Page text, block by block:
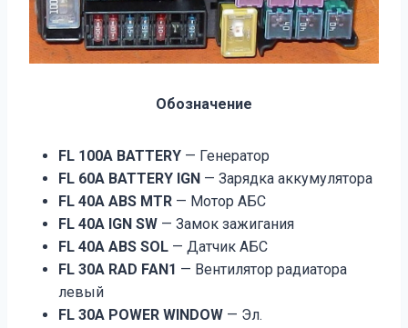
Обозначение
FL 100A BATTERY — Генератор
FL 60A BATTERY IGN — Зарядка аккумулятора
FL 40A ABS MTR — Мотор АБС
FL 40A IGN SW — Замок зажигания
FL 40A ABS SOL — Датчик АБС
FL 30A RAD FAN1 — Вентилятор радиатора
левый
FL 30A POWER WINDOW — Эл.